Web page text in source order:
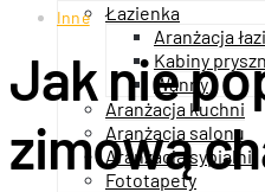
Łazienka
Aranżacja
Kabiny
Wanny
Aranżacja kuchni
Aranżacja salonu
Aranżacja sypialni
Fototapety
Inne
Jak nie
zimową